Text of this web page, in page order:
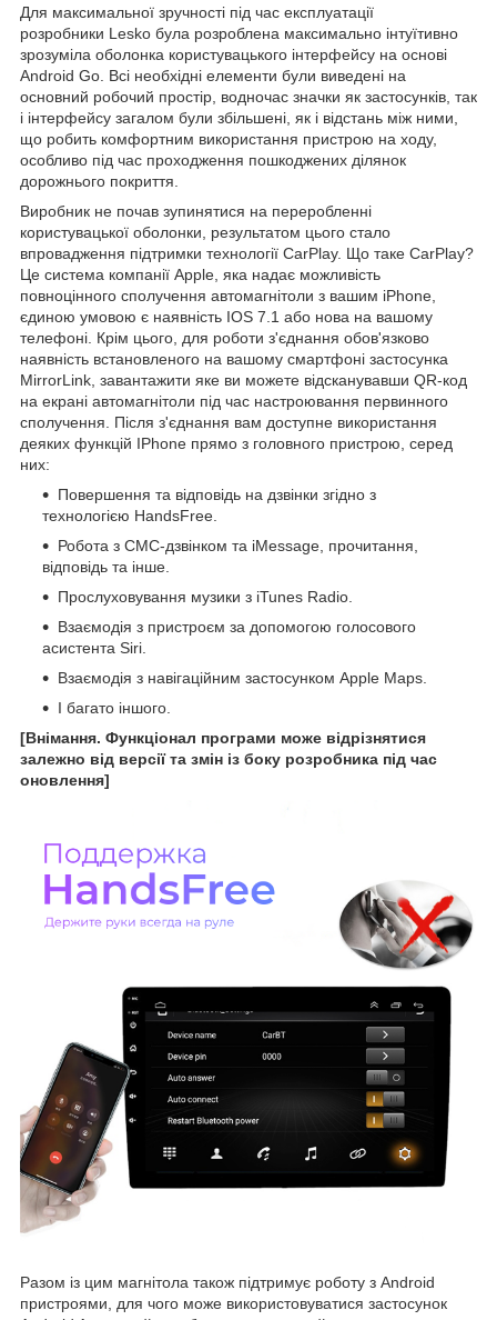
Для максимальної зручності під час експлуатації
розробники Lesko була розроблена максимально інтуїтивно
зрозуміла оболонка користувацького інтерфейсу на основі
Android Go. Всі необхідні елементи були виведені на
основний робочий простір, водночас значки як застосунків, так
і інтерфейсу загалом були збільшені, як і відстань між ними,
що робить комфортним використання пристрою на ходу,
особливо під час проходження пошкоджених ділянок
дорожнього покриття.
Виробник не почав зупинятися на переробленні
користувацької оболонки, результатом цього стало
впровадження підтримки технології CarPlay. Що таке CarPlay?
Це система компанії Apple, яка надає можливість
повноцінного сполучення автомагнітоли з вашим iPhone,
єдиною умовою є наявність IOS 7.1 або нова на вашому
телефоні. Крім цього, для роботи з'єднання обов'язково
наявність встановленого на вашому смартфоні застосунка
MirrorLink, завантажити яке ви можете відсканувавши QR-код
на екрані автомагнітоли під час настроювання первинного
сполучення. Після з'єднання вам доступне використання
деяких функцій IPhone прямо з головного пристрою, серед
них:
Повершення та відповідь на дзвінки згідно з
технологією HandsFree.
Робота з СМС-дзвінком та iMessage, прочитання,
відповідь та інше.
Прослуховування музики з iTunes Radio.
Взаємодія з пристроєм за допомогою голосового
асистента Siri.
Взаємодія з навігаційним застосунком Apple Maps.
І багато іншого.
[Внімання. Функціонал програми може відрізнятися
залежно від версії та змін із боку розробника під час
оновлення]
Разом із цим магнітола також підтримує роботу з Android
пристроями, для чого може використовуватися застосунок